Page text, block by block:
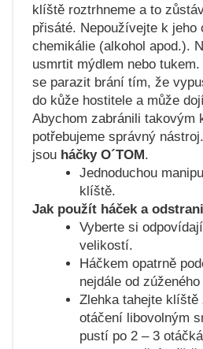
klíště roztrhneme a to
přisáté. Nepoužívejte k jeho
chemikálie (alkohol apod.).
usmrtit mýdlem nebo
se parazit brání tím, že
do kůže hostitele a může
Abychom zabránili takovým
potřebujeme správný
jsou háčky O´TOM.
Jednoduchou
klíště.
Jak použít háček a
Vyberte si
velikostí.
Háčkem opatrně
nejdále od
Zlehka tahejte klíště
otáčení libovolným
pustí po 2 – 3